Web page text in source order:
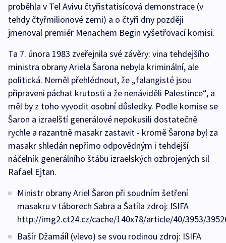
proběhla v Tel Avivu čtyřistatisícová demonstrace (v
tehdy čtyřmilionové zemi) a o čtyři dny později
jmenoval premiér Menachem Begin vyšetřovací komisi.
Ta 7. února 1983 zveřejnila své závěry: vina tehdejšího
ministra obrany Ariela Šarona nebyla kriminální, ale
politická. Neměl přehlédnout, že „falangisté jsou
připraveni páchat krutosti a že nenáviděli Palestince“, a
měl by z toho vyvodit osobní důsledky. Podle komise se
Šaron a izraelští generálové nepokusili dostatečně
rychle a razantně masakr zastavit - kromě Šarona byl za
masakr shledán nepřímo odpovědným i tehdejší
náčelník generálního štábu izraelských ozbrojených sil
Rafael Ejtan.
Ministr obrany Ariel Šaron při soudním šetření
masakru v táborech Sabra a Šatíla zdroj: ISIFA
http://img2.ct24.cz/cache/140x78/article/40/3953/
Bašír Džamáíl (vlevo) se svou rodinou zdroj: ISIFA